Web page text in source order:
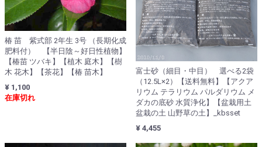
椿 苗 紫式部 2年生 3号 （長期化成
肥料付） 【半日陰～好日性植物】
【椿苗 ツバキ】【植木 庭木】【樹
木 花木】【茶花】【椿 苗木】
¥ 1,100
在庫切れ
富士砂（細目・中目） 選べる2袋
（12.5L×2）【送料無料】【アクア
リウム テラリウム パルダリウム メ
ダカの底砂 水質浄化】【盆栽用土
盆栽の土 山野草の土】_kbsset
¥ 4,455